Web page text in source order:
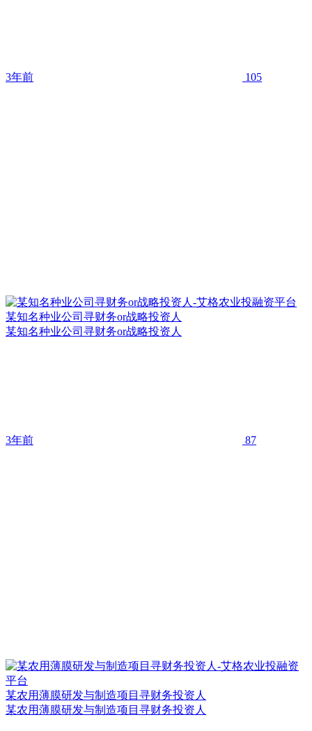
3年前 105
某知名种业公司寻财务or战略投资人
某知名种业公司寻财务or战略投资人
3年前 87
某农用薄膜研发与制造项目寻财务投资人
某农用薄膜研发与制造项目寻财务投资人